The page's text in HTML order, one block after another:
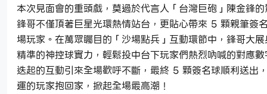
本次見面會的重頭戲，莫過於代言人「台灣巨砲」陳金鋒
鋒哥不僅頂著巨星光環熱情站台，更貼心帶來 5 顆親筆簽
場玩家。在萬眾矚目的「沙場點兵」互動環節中，鋒哥大
精準的神控球實力，輕鬆投中台下玩家們熱烈吶喊的對應
迭起的互動引來全場歡呼不斷，最終 5 顆簽名球順利送出
運的玩家抱回家，掀起全場最高潮！